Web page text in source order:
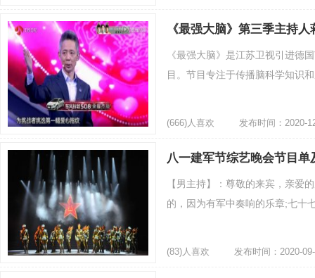
《最强大脑》第三季主持
《最强大脑》是江苏卫视引进德
目。节目专注于传播脑科学知识
(666)人喜欢 发布时间：2020-
八一建军节综艺晚会节目单
【男主持】：尊敬的来宾，亲爱
的，因为有军中奏响的乐章;七十
(83)人喜欢 发布时间：2020-